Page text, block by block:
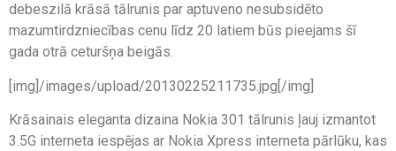
debeszilā krāsā tālrunis par aptuveno nesubsidēto
mazumtirdzniecības cenu līdz 20 latiem būs pieejams šī
gada otrā ceturšņa beigās.
[img]/images/upload/20130225211735.jpg[/img]
Krāsainais eleganta dizaina Nokia 301 tālrunis ļauj izmantot
3.5G interneta iespējas ar Nokia Xpress interneta pārlūku, kas